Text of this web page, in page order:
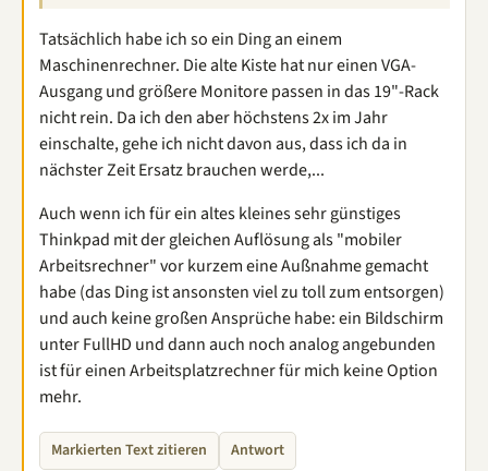
Tatsächlich habe ich so ein Ding an einem
Maschinenrechner. Die alte Kiste hat nur einen VGA-
Ausgang und größere Monitore passen in das 19"-Rack
nicht rein. Da ich den aber höchstens 2x im Jahr
einschalte, gehe ich nicht davon aus, dass ich da in
nächster Zeit Ersatz brauchen werde,...
Auch wenn ich für ein altes kleines sehr günstiges
Thinkpad mit der gleichen Auflösung als "mobiler
Arbeitsrechner" vor kurzem eine Außnahme gemacht
habe (das Ding ist ansonsten viel zu toll zum entsorgen)
und auch keine großen Ansprüche habe: ein Bildschirm
unter FullHD und dann auch noch analog angebunden
ist für einen Arbeitsplatzrechner für mich keine Option
mehr.
Markierten Text zitieren Antwort